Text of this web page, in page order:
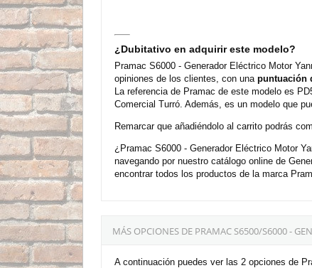
¿Dubitativo en adquirir este modelo?
Pramac S6000 - Generador Eléctrico Motor
opiniones de los clientes, con una puntuación
La referencia de Pramac de este modelo es
Comercial Turró. Además, es un modelo que
Remarcar que añadiéndolo al carrito podrás
¿Pramac S6000 - Generador Eléctrico Motor
navegando por nuestro catálogo online de
encontrar todos los productos de la marca
MÁS OPCIONES DE PRAMAC S6500/S6000 -
A continuación puedes ver las 2 opciones de